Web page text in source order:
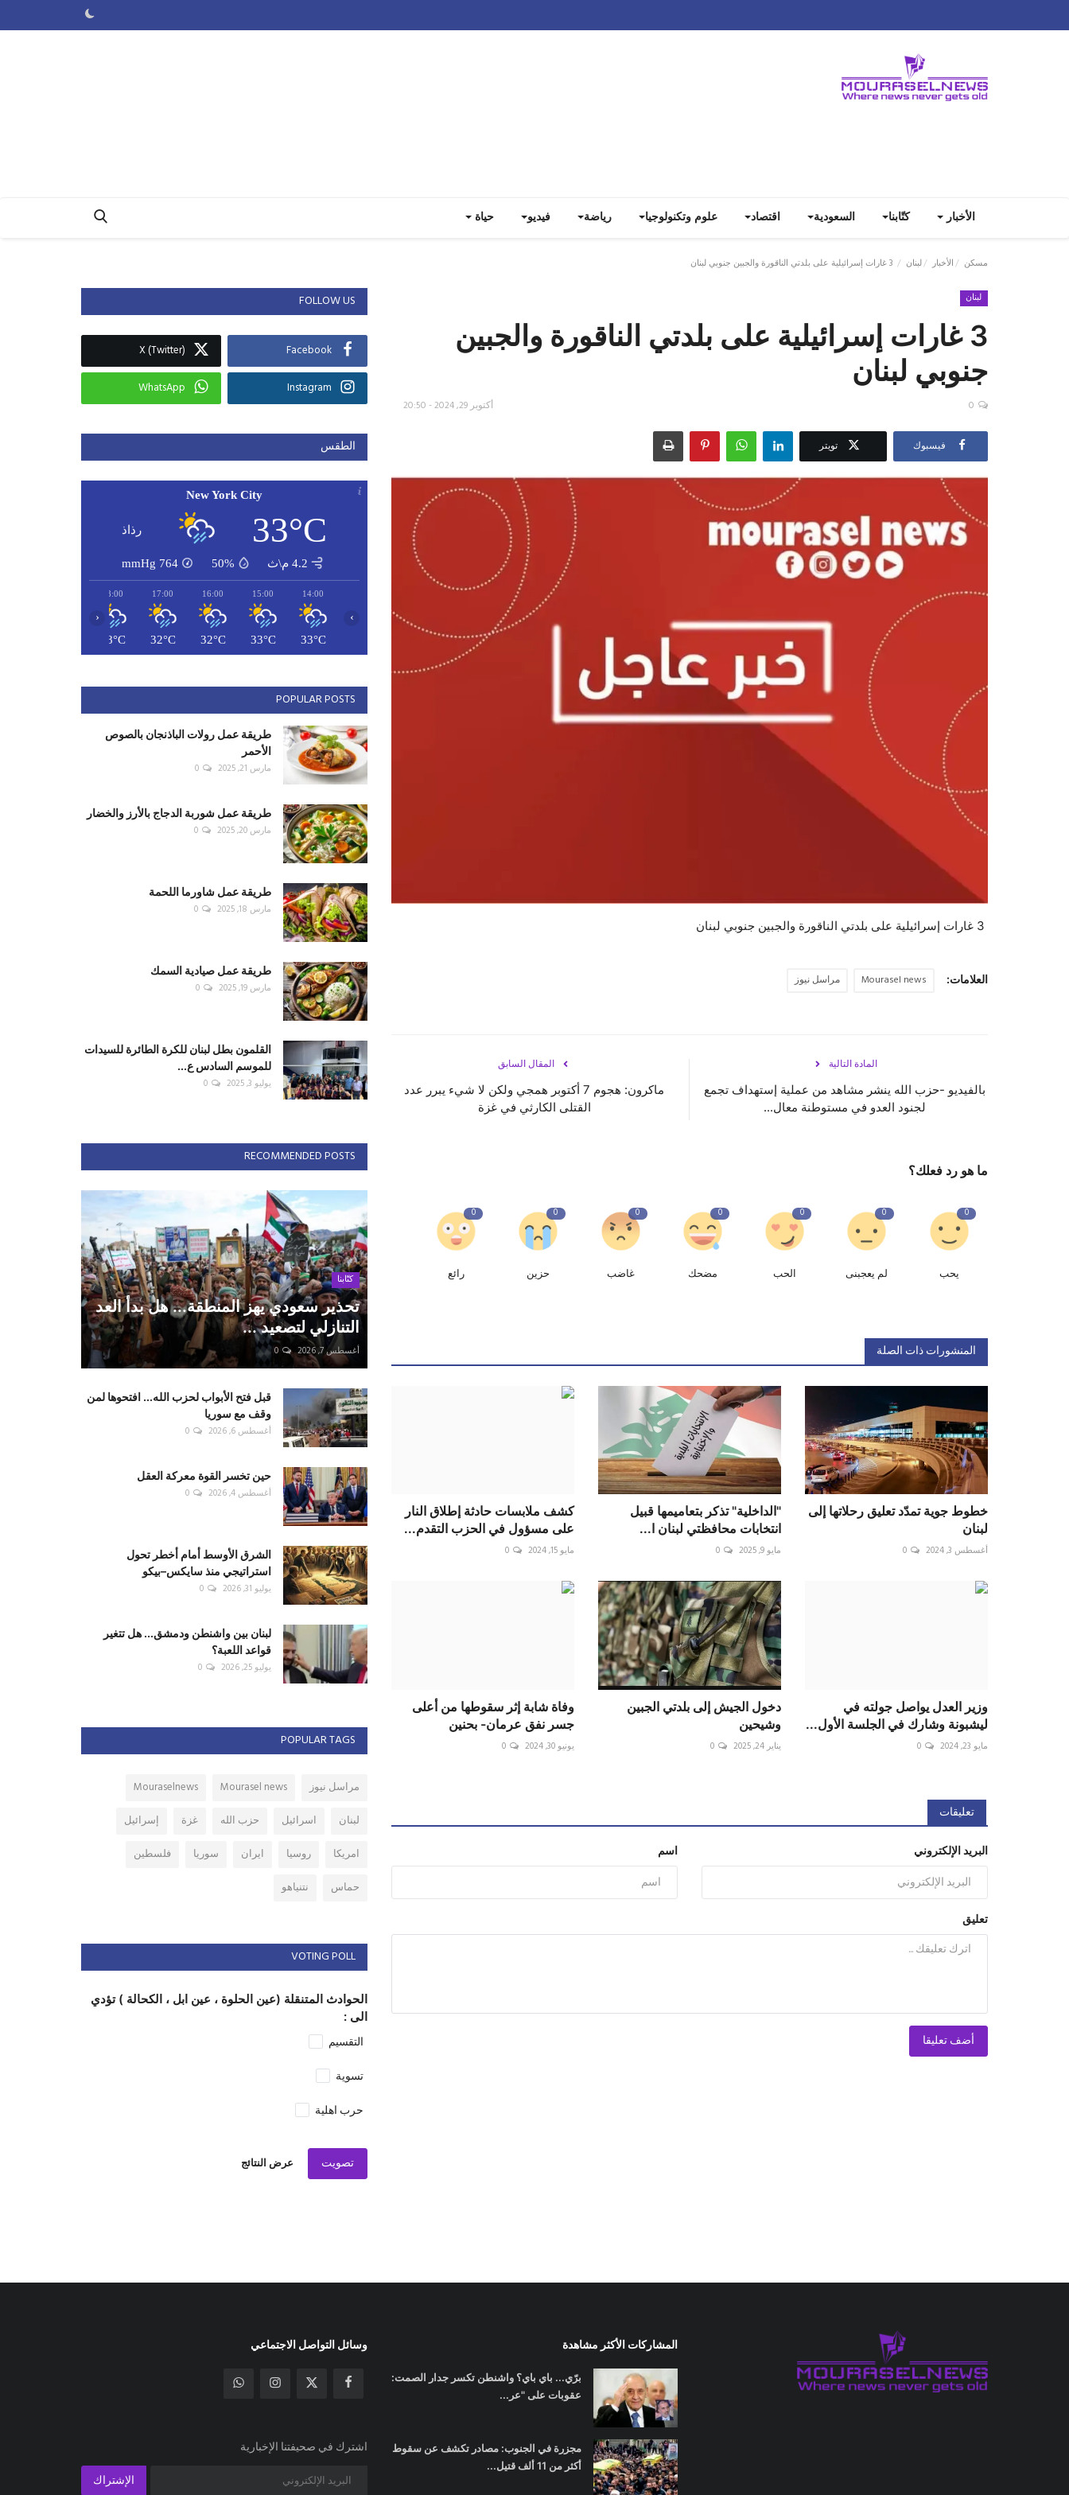
الأخبار كتّابنا السعودية اقتصاد علوم وتكنولوجيا رياضة فيديو حياة
مسكن الأخبار لبنان
لبنان
3 غارات إسرائيلية على بلدتي الناقورة والجبين
جنوبي ⁧‫لبنان‬⁩
أكتوبر 29, 2024 - 20:50 0
فيسبوك تويتر
العلامات: Mourasel news مراسل نيوز
المقال السابق
ماكرون: هجوم 7 أكتوبر همجي ولكن لا شيء يبرر عدد
القتلى الكارثي في غزة
المادة التالية
بالفيديو -حزب الله ينشر مشاهد من عملية إستهداف تجمع
لجنود العدو في مستوطنة معال...
ما هو رد فعلك؟
0
يحب
0
لم يعجبنى
0
الحب
0
مضحك
0
غاضب
0
حزين
0
رائع
المنشورات ذات الصلة
خطوط جوية تمدّد تعليق رحلاتها إلى
لبنان
أغسطس 3, 2024 0
"الداخلية" تذكر بتعاميمها قبيل
انتخابات محافظتي لبنان ا...
مايو 9, 2025 0
كشف ملابسات حادثة إطلاق النار
على مسؤول في الحزب التقدم...
مايو 15, 2024 0
وزير العدل يواصل جولته في
ليشبونة وشارك في الجلسة الأول...
مايو 23, 2024 0
دخول الجيش إلى بلدتي الجبين
وشيحين
يناير 24, 2025 0
وفاة شابة إثر سقوطها من أعلى
جسر نفق عرمان- بحنين
يونيو 30, 2024 0
تعليقات
اسم البريد الإلكتروني
تعليق
أضف تعليقا
FOLLOW US
Facebook
X (Twitter)
Instagram
WhatsApp
الطقس
New York City
33°C رذاذ
4.2 م\ث 50%
764
mmHg
14:00
33°C
15:00
33°C
16:00
32°C
17:00
32°C
18:00
28°C
‹ ›
POPULAR POSTS
طريقة عمل رولات الباذنجان بالصوص
الأحمر
مارس 21, 2025 0
طريقة عمل شوربة الدجاج بالأرز والخضار
مارس 20, 2025 0
طريقة عمل شاورما اللحمة
مارس 18, 2025 0
طريقة عمل صيادية السمك
مارس 19, 2025 0
القلمون بطل لبنان للكرة الطائرة للسيدات
للموسم السادس ع...
يوليو 3, 2025 0
RECOMMENDED POSTS
كتّابنا
تحذير سعودي يهز المنطقة... هل بدأ العد
التنازلي لتصعيد ...
أغسطس 7, 2026 0
قبل فتح الأبواب لحزب الله... افتحوها لمن
وقف مع سوريا
أغسطس 6, 2026 0
حين تخسر القوة معركة العقل
أغسطس 4, 2026 0
الشرق الأوسط أمام أخطر تحول
استراتيجي منذ سايكس–بيكو
يوليو 31, 2026 0
لبنان بين واشنطن ودمشق... هل تتغير
قواعد اللعبة؟
يوليو 25, 2026 0
POPULAR TAGS
مراسل نيوز Mourasel news
Mouraselnews
لبنان
اسرائيل حزب الله غزة
إسرائيل
امريكا
روسيا ايران سوريا
فلسطين
حماس
نتنياهو
VOTING POLL
الحوادث المتنقلة (عين الحلوة ، عين ابل ، الكحالة ) تؤدي
الى :
التقسيم
تسوية
حرب اهلية
تصويت عرض النتائج
المشاركات الأكثر مشاهدة
برّي... باي باي؟ واشنطن تكسر جدار الصمت:
عقوبات على "عر...
مجزرة في الجنوب: مصادر تكشف عن سقوط
أكثر من 11 ألف قتيل...
وسائل التواصل الاجتماعي
اشترك في صحيفتنا الإخبارية
الإشتراك